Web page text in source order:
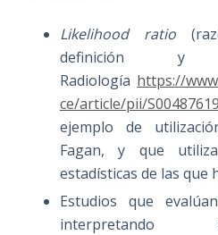
Likelihood ratio
definición y
Radiología https://
ce/article/pii/
ejemplo de
Fagan, y que
estadísticas de las que
Estudios que
interpretando